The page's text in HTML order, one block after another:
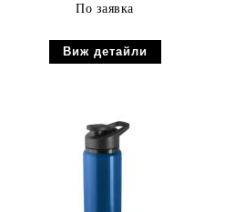
По заявка
Виж детайли